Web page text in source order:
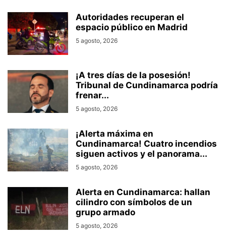
Autoridades recuperan el
espacio público en Madrid
5 agosto, 2026
¡A tres días de la posesión!
Tribunal de Cundinamarca podría
frenar...
5 agosto, 2026
¡Alerta máxima en
Cundinamarca! Cuatro incendios
siguen activos y el panorama...
5 agosto, 2026
Alerta en Cundinamarca: hallan
cilindro con símbolos de un
grupo armado
5 agosto, 2026